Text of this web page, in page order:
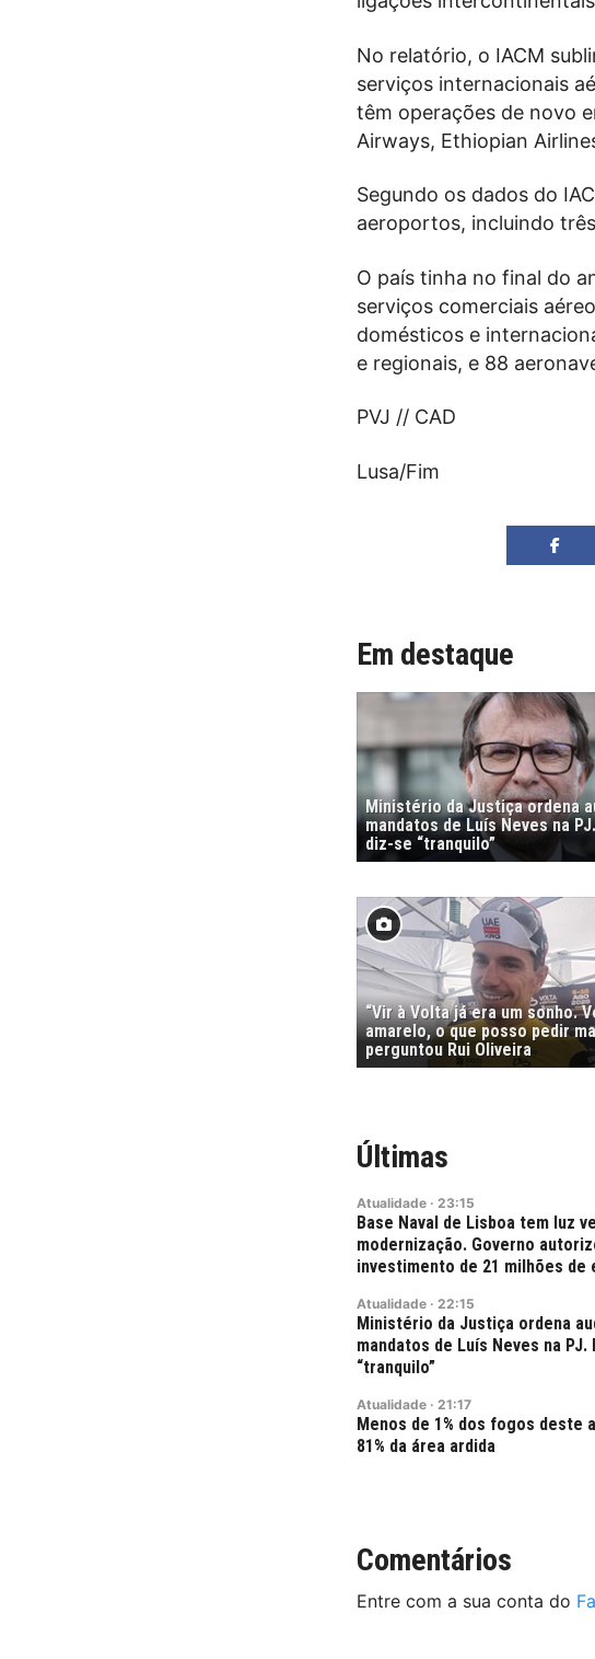
No relatório, o IACM
serviços internacionais
têm operações de novo
Airways, Ethiopian
Segundo os dados do
aeroportos, incluindo
O país tinha no final do
serviços comerciais
domésticos e
e regionais, e 88
PVJ // CAD
Lusa/Fim
Em destaque
Ministério da Justiça ordena
mandatos de Luís Neves na
diz-se “tranquilo”
“Vir à Volta já era um sonho.
amarelo, o que posso pedir
perguntou Rui Oliveira
Últimas
Atualidade · 23:15
Base Naval de Lisboa tem luz
modernização. Governo
investimento de 21 milhões de
Atualidade · 22:15
Ministério da Justiça ordena
mandatos de Luís Neves na
“tranquilo”
Atualidade · 21:17
Menos de 1% dos fogos deste
81% da área ardida
Comentários
Entre com a sua conta do